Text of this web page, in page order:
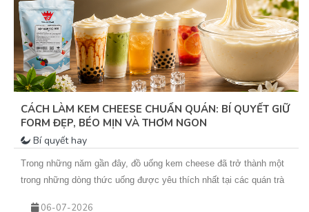
CÁCH LÀM KEM CHEESE CHUẨN QUÁN: BÍ QUYẾT GIỮ
FORM ĐẸP, BÉO MỊN VÀ THƠM NGON
Bí quyết hay
Trong những năm gần đây, đồ uống kem cheese đã trở thành một
trong những dòng thức uống được yêu thích nhất tại các quán trà
06-07-2026